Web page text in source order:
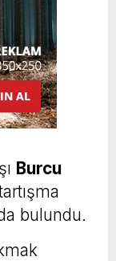
Burcu
bulundu.